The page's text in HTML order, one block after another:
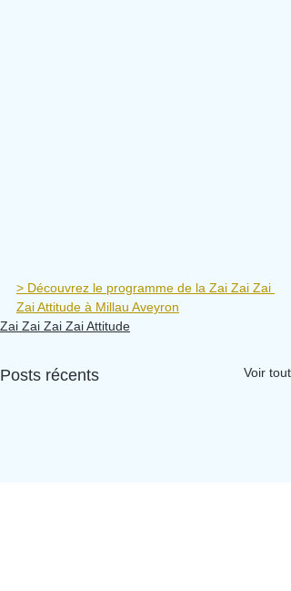
> Découvrez le programme de la Zai Zai Zai
Zai Attitude à Millau Aveyron
Zai Zai Zai Zai Attitude
Posts récents Voir tout